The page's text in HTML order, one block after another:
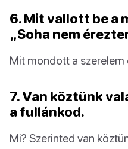
6. Mit vallott be a
„Soha nem
Mit mondott a szerelem
7. Van köztünk
a fullánkod.
Mi? Szerinted van